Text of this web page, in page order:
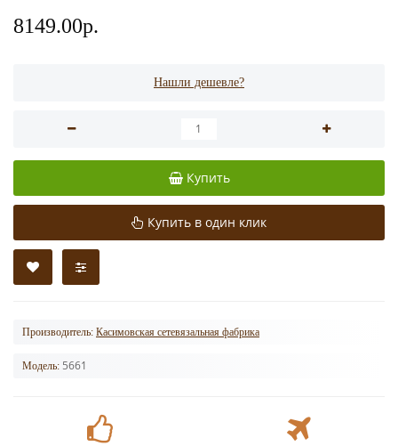
8149.00р.
Нашли дешевле?
Купить
Купить в один клик
Производитель: Касимовская сетевязальная фабрика
Модель: 5661